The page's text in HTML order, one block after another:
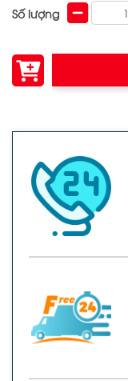
Số lượng